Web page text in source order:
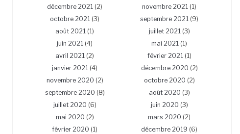
décembre 2021 (2) novembre 2021 (1)
octobre 2021 (3) septembre 2021 (9)
août 2021 (1) juillet 2021(3)
juin 2021 (4) mai 2021 (1)
avril 2021 (2) février 2021(1)
janvier 2021 (4) décembre 2020 (2)
novembre 2020 (2) octobre 2020 (2)
septembre 2020 (8) août 2020 (3)
juillet 2020 (6) juin 2020 (3)
mai 2020 (2) mars 2020 (2)
février 2020 (1) décembre 2019 (6)